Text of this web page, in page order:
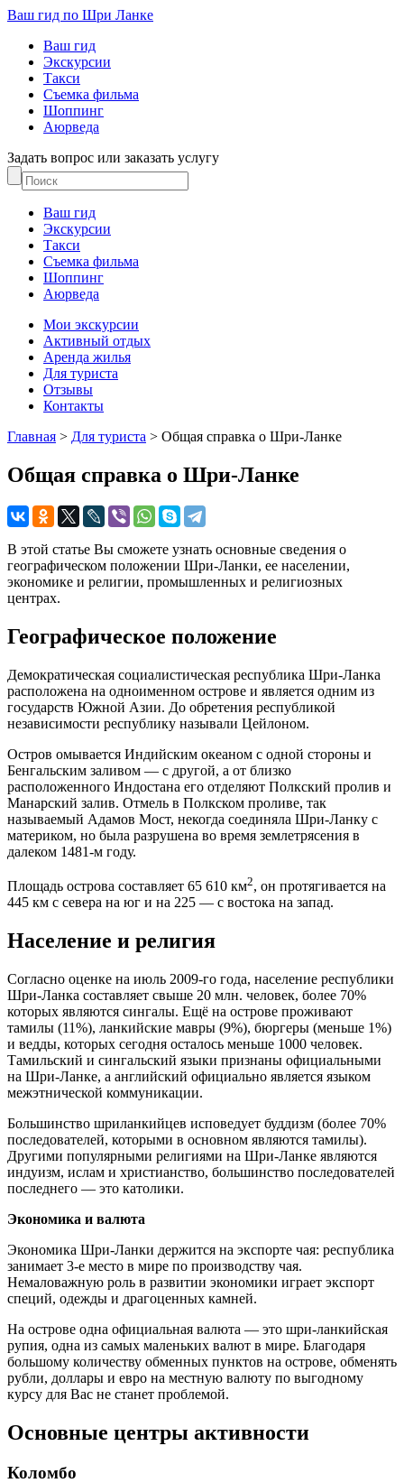
Ваш гид по Шри Ланке
Ваш гид
Экскурсии
Такси
Съемка фильма
Шоппинг
Аюрведа
Задать вопрос или заказать услугу
Ваш гид
Экскурсии
Такси
Съемка фильма
Шоппинг
Аюрведа
Мои экскурсии
Активный отдых
Аренда жилья
Для туриста
Отзывы
Контакты
Главная > Для туриста > Общая справка о Шри-Ланке
Общая справка о Шри-Ланке
В этой статье Вы сможете узнать основные сведения о
географическом положении Шри-Ланки, ее населении,
экономике и религии, промышленных и религиозных
центрах.
Географическое положение
Демократическая социалистическая республика Шри-Ланка
расположена на одноименном острове и является одним из
государств Южной Азии. До обретения республикой
независимости республику называли Цейлоном.
Остров омывается Индийским океаном с одной стороны и
Бенгальским заливом — с другой, а от близко
расположенного Индостана его отделяют Полкский пролив и
Манарский залив. Отмель в Полкском проливе, так
называемый Адамов Мост, некогда соединяла Шри-Ланку с
материком, но была разрушена во время землетрясения в
далеком 1481-м году.
Площадь острова составляет 65 610 км2, он протягивается на
445 км с севера на юг и на 225 — с востока на запад.
Население и религия
Согласно оценке на июль 2009-го года, население республики
Шри-Ланка составляет свыше 20 млн. человек, более 70%
которых являются сингалы. Ещё на острове проживают
тамилы (11%), ланкийские мавры (9%), бюргеры (меньше 1%)
и ведды, которых сегодня осталось меньше 1000 человек.
Тамильский и сингальский языки признаны официальными
на Шри-Ланке, а английский официально является языком
межэтнической коммуникации.
Большинство шриланкийцев исповедует буддизм (более 70%
последователей, которыми в основном являются тамилы).
Другими популярными религиями на Шри-Ланке являются
индуизм, ислам и христианство, большинство последователей
последнего — это католики.
Экономика и валюта
Экономика Шри-Ланки держится на экспорте чая: республика
занимает 3-е место в мире по производству чая.
Немаловажную роль в развитии экономики играет экспорт
специй, одежды и драгоценных камней.
На острове одна официальная валюта — это шри-ланкийская
рупия, одна из самых маленьких валют в мире. Благодаря
большому количеству обменных пунктов на острове, обменять
рубли, доллары и евро на местную валюту по выгодному
курсу для Вас не станет проблемой.
Основные центры активности
Коломбо